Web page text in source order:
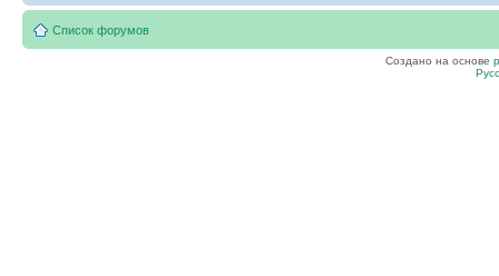
Список форумов
Создано на основе